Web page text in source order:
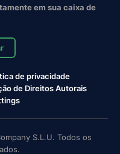
em sua caixa de
de privacidade
de Direitos Autorais
S.L.U. Todos os